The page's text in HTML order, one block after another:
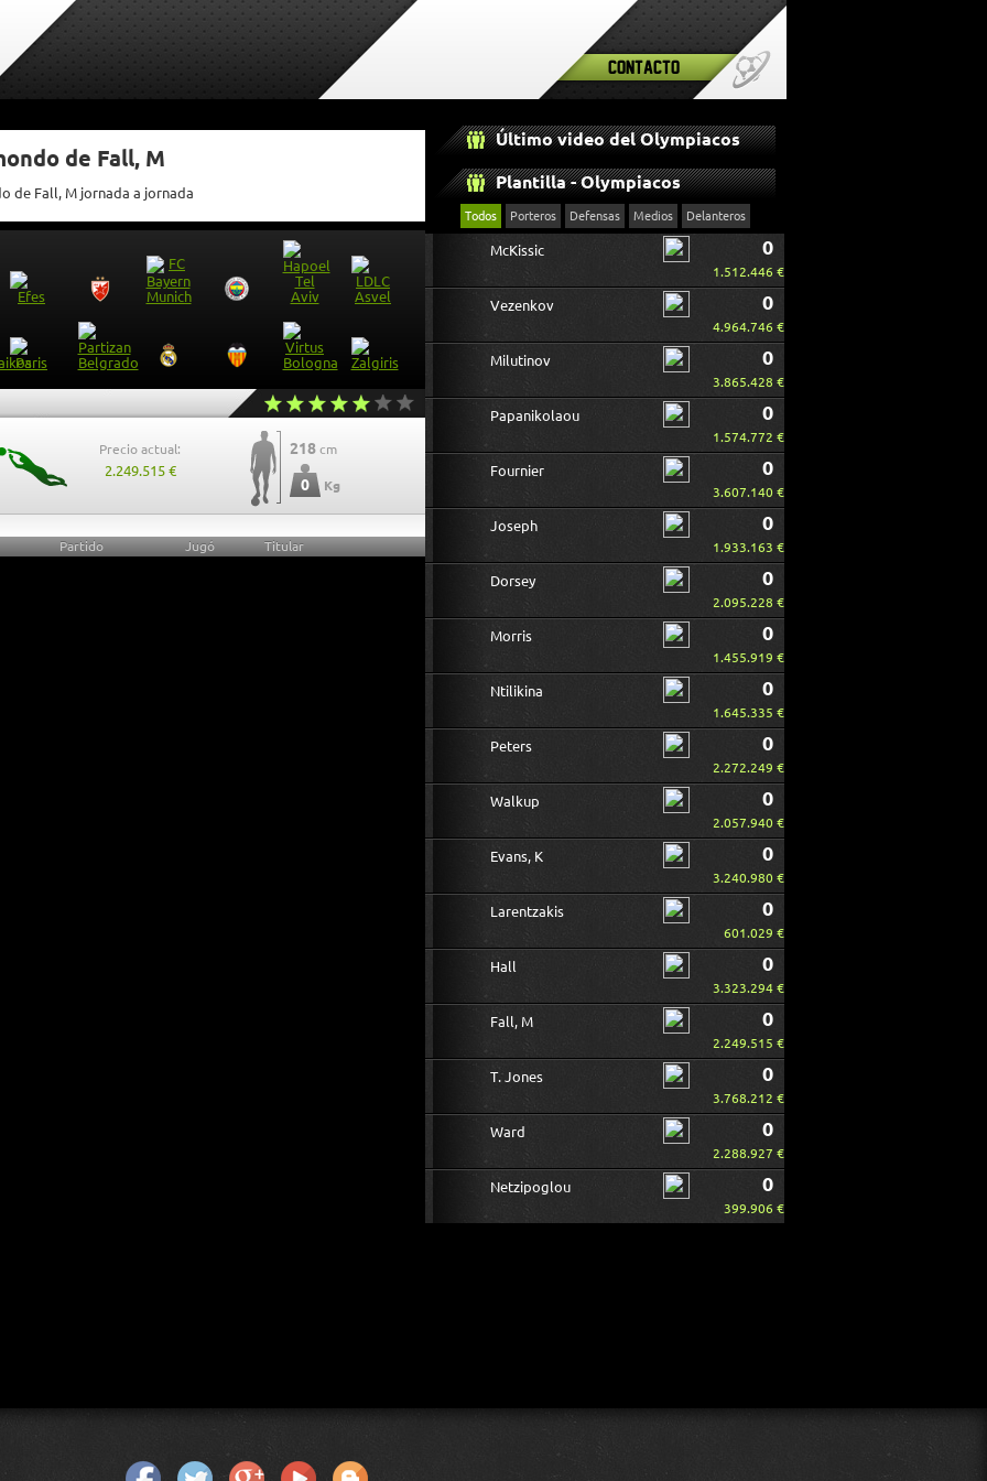
Contacto
de Fall, M
de Fall, M jornada a jornada
Precio actual:
2.249.515 €
218 cm
0 Kg
Partido Jugó Titular
Último video del Olympiacos
Plantilla - Olympiacos
Todos Porteros Defensas Medios Delanteros
McKissic 0
1.512.446 €
Vezenkov 0
4.964.746 €
Milutinov 0
3.865.428 €
Papanikolaou 0
1.574.772 €
Fournier 0
3.607.140 €
Joseph 0
1.933.163 €
Dorsey 0
2.095.228 €
Morris 0
1.455.919 €
Ntilikina 0
1.645.335 €
Peters 0
2.272.249 €
Walkup 0
2.057.940 €
Evans, K 0
3.240.980 €
Larentzakis 0
601.029 €
Hall 0
3.323.294 €
Fall, M 0
2.249.515 €
T. Jones 0
3.768.212 €
Ward 0
2.288.927 €
Netzipoglou 0
399.906 €